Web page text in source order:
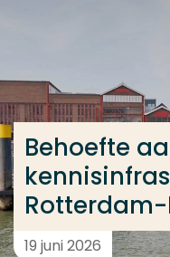
Behoefte
19 juni 2026
Veel gezocht
Opleiding